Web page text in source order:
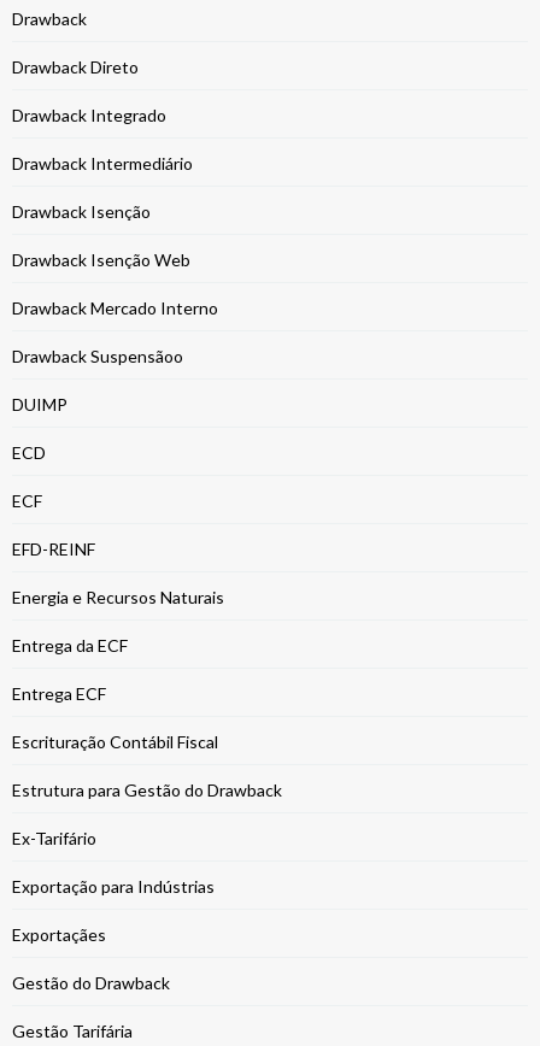
Drawback
Drawback Direto
Drawback Integrado
Drawback Intermediário
Drawback Isenção
Drawback Isenção Web
Drawback Mercado Interno
Drawback Suspensãoo
DUIMP
ECD
ECF
EFD-REINF
Energia e Recursos Naturais
Entrega da ECF
Entrega ECF
Escrituração Contábil Fiscal
Estrutura para Gestão do Drawback
Ex-Tarifário
Exportação para Indústrias
Exportaçães
Gestão do Drawback
Gestão Tarifária